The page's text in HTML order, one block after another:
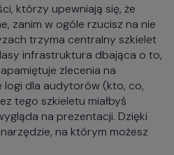
którzy upewniają się, że
zanim w ogóle rzucisz na nie
trzyma centralny szkielet
infrastruktura dbająca o to,
zlecenia na
logi dla audytorów (kto, co,
tego szkieletu miałbyś
na prezentacji. Dzięki
na którym możesz